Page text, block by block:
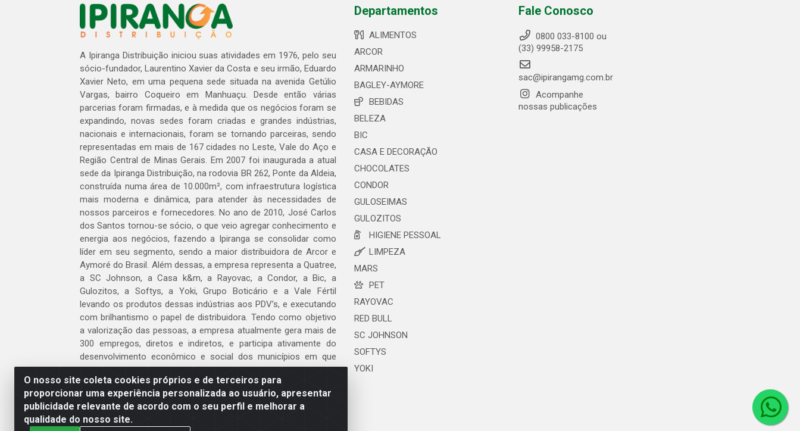
O nosso site coleta cookies próprios e de terceiros para
proporcionar uma experiência personalizada ao usuário, apresentar
publicidade relevante de acordo com o seu perfil e melhorar a
qualidade do nosso site.
A Ipiranga Distribuição iniciou suas atividades em 1976, pelo seu
sócio-fundador, Laurentino Xavier da Costa e seu irmão, Eduardo
Xavier Neto, em uma pequena sede situada na avenida Getúlio
Vargas, bairro Coqueiro em Manhuaçu. Desde então várias
parcerias foram firmadas, e à medida que os negócios foram se
expandindo, novas sedes foram criadas e grandes indústrias,
nacionais e internacionais, foram se tornando parceiras, sendo
representadas em mais de 167 cidades no Leste, Vale do Aço e
Região Central de Minas Gerais. Em 2007 foi inaugurada a atual
sede da Ipiranga Distribuição, na rodovia BR 262, Ponte da Aldeia,
construída numa área de 10.000m², com infraestrutura logística
mais moderna e dinâmica, para atender às necessidades de
nossos parceiros e fornecedores. No ano de 2010, José Carlos
dos Santos tornou-se sócio, o que veio agregar conhecimento e
energia aos negócios, fazendo a Ipiranga se consolidar como
líder em seu segmento, sendo a maior distribuidora de Arcor e
Aymoré do Brasil. Além dessas, a empresa representa a Quatree,
a SC Johnson, a Casa k&m, a Rayovac, a Condor, a Bic, a
Gulozitos, a Softys, a Yoki, Grupo Boticário e a Vale Fértil
levando os produtos dessas indústrias aos PDV’s, e executando
com brilhantismo o papel de distribuidora. Tendo como objetivo
a valorização das pessoas, a empresa atualmente gera mais de
300 empregos, diretos e indiretos, e participa ativamente do
desenvolvimento econômico e social dos municípios em que
atua.
Venha fazer parte do nosso time!
Clique aqui
Departamentos
ALIMENTOS
ARCOR
ARMARINHO
BAGLEY-AYMORE
BEBIDAS
BELEZA
BIC
CASA E DECORAÇÃO
CHOCOLATES
CONDOR
GULOSEIMAS
GULOZITOS
HIGIENE PESSOAL
LIMPEZA
MARS
PET
RAYOVAC
RED BULL
SC JOHNSON
SOFTYS
YOKI
Fale Conosco
0800 033-8100 ou
(33) 99958-2175
sac@ipirangamg.com.br
Acompanhe
nossas publicações